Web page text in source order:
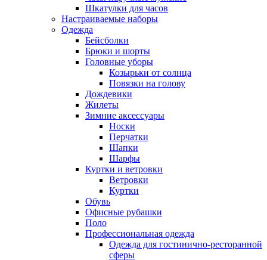
Шкатулки для часов
Настраиваемые наборы
Одежда
Бейсболки
Брюки и шорты
Головные уборы
Козырьки от солнца
Повязки на голову
Дождевики
Жилеты
Зимние аксессуары
Носки
Перчатки
Шапки
Шарфы
Куртки и ветровки
Ветровки
Куртки
Обувь
Офисные рубашки
Поло
Профессиональная одежда
Одежда для гостинично-ресторанной
сферы